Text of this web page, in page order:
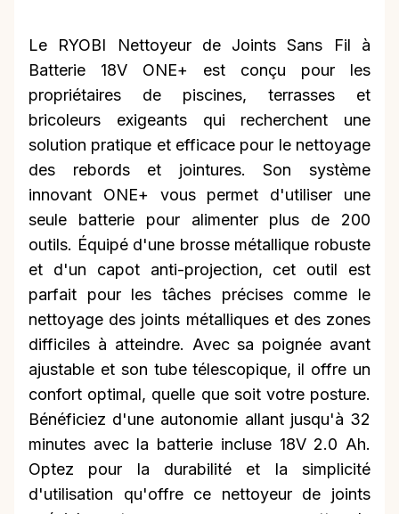
Le RYOBI Nettoyeur de Joints Sans Fil à
Batterie 18V ONE+ est conçu pour les
propriétaires de piscines, terrasses et
bricoleurs exigeants qui recherchent une
solution pratique et efficace pour le nettoyage
des rebords et jointures. Son système
innovant ONE+ vous permet d'utiliser une
seule batterie pour alimenter plus de 200
outils. Équipé d'une brosse métallique robuste
et d'un capot anti-projection, cet outil est
parfait pour les tâches précises comme le
nettoyage des joints métalliques et des zones
difficiles à atteindre. Avec sa poignée avant
ajustable et son tube télescopique, il offre un
confort optimal, quelle que soit votre posture.
Bénéficiez d'une autonomie allant jusqu'à 32
minutes avec la batterie incluse 18V 2.0 Ah.
Optez pour la durabilité et la simplicité
d'utilisation qu'offre ce nettoyeur de joints